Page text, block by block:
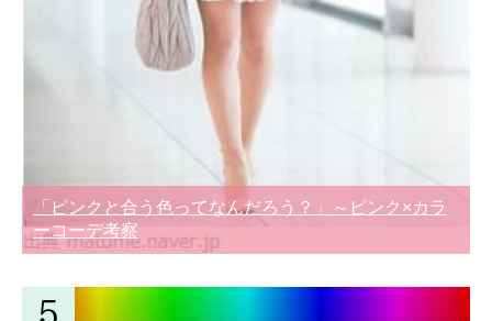
「ピンクと合う色ってなんだろう？」～ピンク×カラ
ーコーデ考察